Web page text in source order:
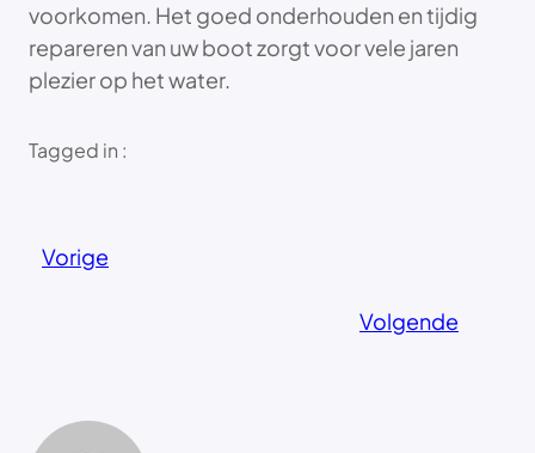
voorkomen. Het goed onderhouden en tijdig
repareren van uw boot zorgt voor vele jaren
plezier op het water.
Tagged in :
Vorige
Volgende